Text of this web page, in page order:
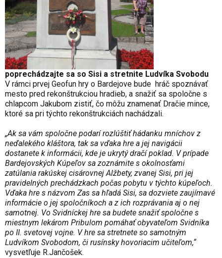
poprechádzajte sa so Sisi a stretnite Ludvíka Svobodu
V rámci prvej Geofun hry o Bardejove bude hráč spoznávať
mesto pred rekonštrukciou hradieb, a snažiť sa spoločne s
chlapcom Jakubom zistiť, čo môžu znamenať Dračie mince,
ktoré sa pri týchto rekonštrukciách nachádzali.
„Ak sa vám spoločne podarí rozlúštiť hádanku mníchov z
neďalekého kláštora, tak sa vďaka hre a jej navigácii
dostanete k informácii, kde je ukrytý dračí poklad. V prípade
Bardejovských Kúpeľov sa zoznámite s okolnosťami
zatúlania rakúskej cisárovnej Alžbety, zvanej Sisi, pri jej
pravidelných prechádzkach počas pobytu v týchto kúpeľoch.
Vďaka hre s názvom Zas sa hľadá Sisi, sa dozviete zaujímavé
informácie o jej spoločníkoch a z ich rozprávania aj o nej
samotnej. Vo Svidníckej hre sa budete snažiť spoločne s
miestnym lekárom Pribulom pomáhať obyvateľom Svidníka
po II. svetovej vojne. V hre sa stretnete so samotným
Ludvíkom Svobodom, či rusínsky hovoriacim učiteľom,“
vysvetľuje R.Jančošek.